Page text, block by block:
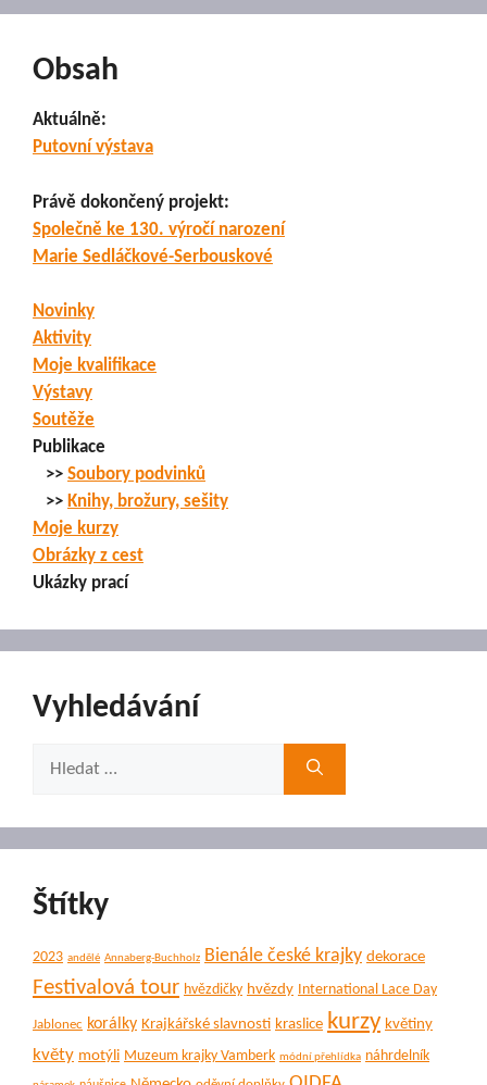
Obsah
Aktuálně:
Putovní výstava
Právě dokončený projekt:
Společně ke 130. výročí narození
Marie Sedláčkové-Serbouskové
Novinky
Aktivity
Moje kvalifikace
Výstavy
Soutěže
Publikace
>> Soubory podvinků
>> Knihy, brožury, sešity
Moje kurzy
Obrázky z cest
Ukázky prací
Vyhledávání
Štítky
2023 andělé Annaberg-Buchholz Bienále české krajky dekorace
Festivalová tour hvězdičky hvězdy International Lace Day
Jablonec korálky Krajkářské slavnosti kraslice kurzy květiny
květy motýli Muzeum krajky Vamberk módní přehlídka náhrdelník